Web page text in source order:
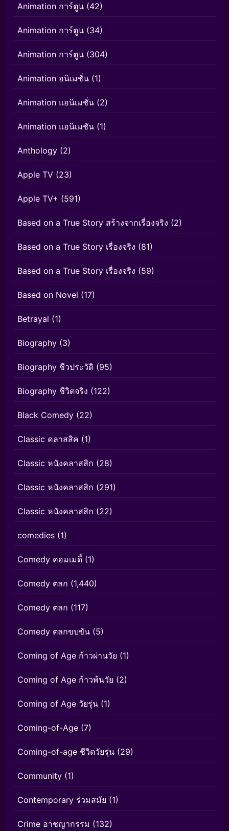
Animation การ์ตูน (42)
Animation การ์ตูน (34)
Animation การ์ตูน (304)
Animation อนิเมชั่น (1)
Animation แอนิเมชั่น (2)
Animation แอนิเมชัน (1)
Anthology (2)
Apple TV (23)
Apple TV+ (591)
Based on a True Story สร้างจากเรื่องจริง (2)
Based on a True Story เรื่องจริง (81)
Based on a True Story เรื่องจริง (59)
Based on Novel (17)
Betrayal (1)
Biography (3)
Biography ชีวประวัติ (95)
Biography ชีวิตจริง (122)
Black Comedy (22)
Classic คลาสสิค (1)
Classic หนังคลาสสิก (28)
Classic หนังคลาสสิก (291)
Classic หนังคลาสสิก (22)
comedies (1)
Comedy คอมเมดี้ (1)
Comedy ตลก (1,440)
Comedy ตลก (117)
Comedy ตลกขบขัน (5)
Coming of Age ก้าวผ่านวัย (1)
Coming of Age ก้าวพ้นวัย (2)
Coming of Age วัยรุ่น (1)
Coming-of-Age (7)
Coming-of-age ชีวิตวัยรุ่น (29)
Community (1)
Contemporary ร่วมสมัย (1)
Crime อาชญากรรม (132)